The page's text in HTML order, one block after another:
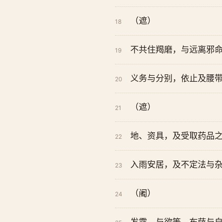
18 （遮）
19 不共住羯磨，与远离邪
20 义务与分别，依止及腰
21 （遮）
22 地、资具，及受取药品之
23 入雨安居，及不定法与杂
24 （阇）